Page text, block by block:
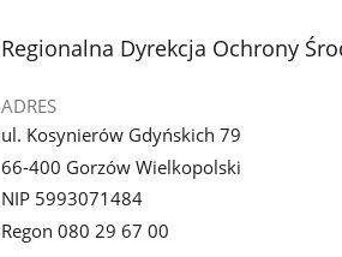
stopka
Regionalna Dyrekcja Ochrony
ADRES
ul. Kosynierów Gdyńskich 79
66-400 Gorzów Wielkopolski
NIP 5993071484
Regon 080 29 67 00